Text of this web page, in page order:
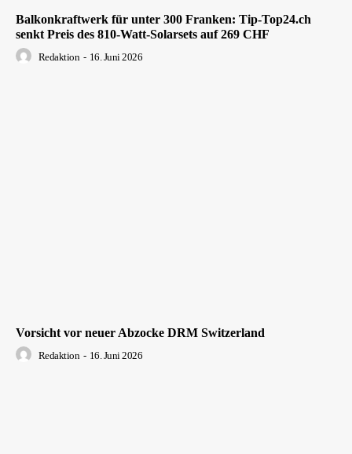
Balkonkraftwerk für unter 300 Franken: Tip-Top24.ch
senkt Preis des 810-Watt-Solarsets auf 269 CHF
Redaktion - 16. Juni 2026
Vorsicht vor neuer Abzocke DRM Switzerland
Redaktion - 16. Juni 2026